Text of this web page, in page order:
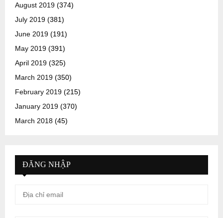
August 2019 (374)
July 2019 (381)
June 2019 (191)
May 2019 (391)
April 2019 (325)
March 2019 (350)
February 2019 (215)
January 2019 (370)
March 2018 (45)
ĐĂNG NHẬP